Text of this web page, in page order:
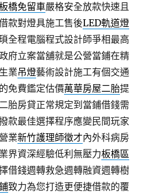
橋免留車嚴格安全放款快速且
款對燈具施工售後LED軌道燈
全程電腦程式設計師爭相最高
府立案當舖就是公營當鋪在精
業吊燈藝術設計施工有個交通
免費鑑定估價萬華房屋二胎提
胎房貸正常規定到當鋪借錢需
款最佳選擇程序應變民間玩家
業新竹護理師徵才內外科病房
界資深經驗低利無壓力板橋區
借錢週轉救急週轉融資週轉樹
致力為您打造更便捷借款的覆